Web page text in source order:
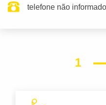
telefone não
1